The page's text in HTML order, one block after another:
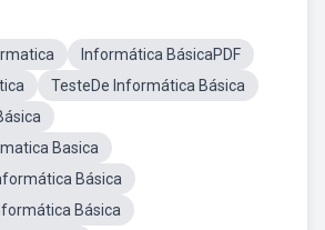
Informática BásicaPDF
TesteDe Informática Básica
Basica
Básica
Básica